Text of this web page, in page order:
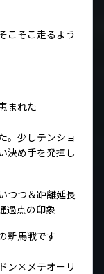
こそこ走るよう
まれた
。少しテンショ
決め手を発揮し
つつ＆距離延長
過点の印象
新馬戦です
ン×メテオーリ